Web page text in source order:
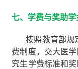
七、学费与奖助学
按照教育部规
费制度，交大医
究生学费标准和